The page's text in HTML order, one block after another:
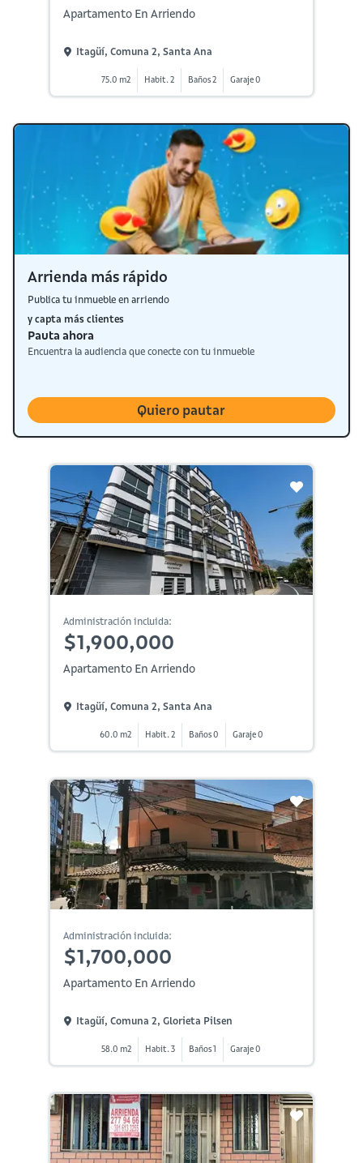
Apartamento En Arriendo
Itagüí, Comuna 2, Santa Ana
75.0 m2 Habit. 2 Baños 2 Garaje 0
Arrienda más rápido
Publica tu inmueble en arriendo
y capta más clientes
Pauta ahora
Encuentra la audiencia que conecte con tu inmueble
Quiero pautar
Administración incluida:
$1,900,000
Apartamento En Arriendo
Itagüí, Comuna 2, Santa Ana
60.0 m2 Habit. 2 Baños 0 Garaje 0
Administración incluida:
$1,700,000
Apartamento En Arriendo
Itagüí, Comuna 2, Glorieta Pilsen
58.0 m2 Habit. 3 Baños 1 Garaje 0